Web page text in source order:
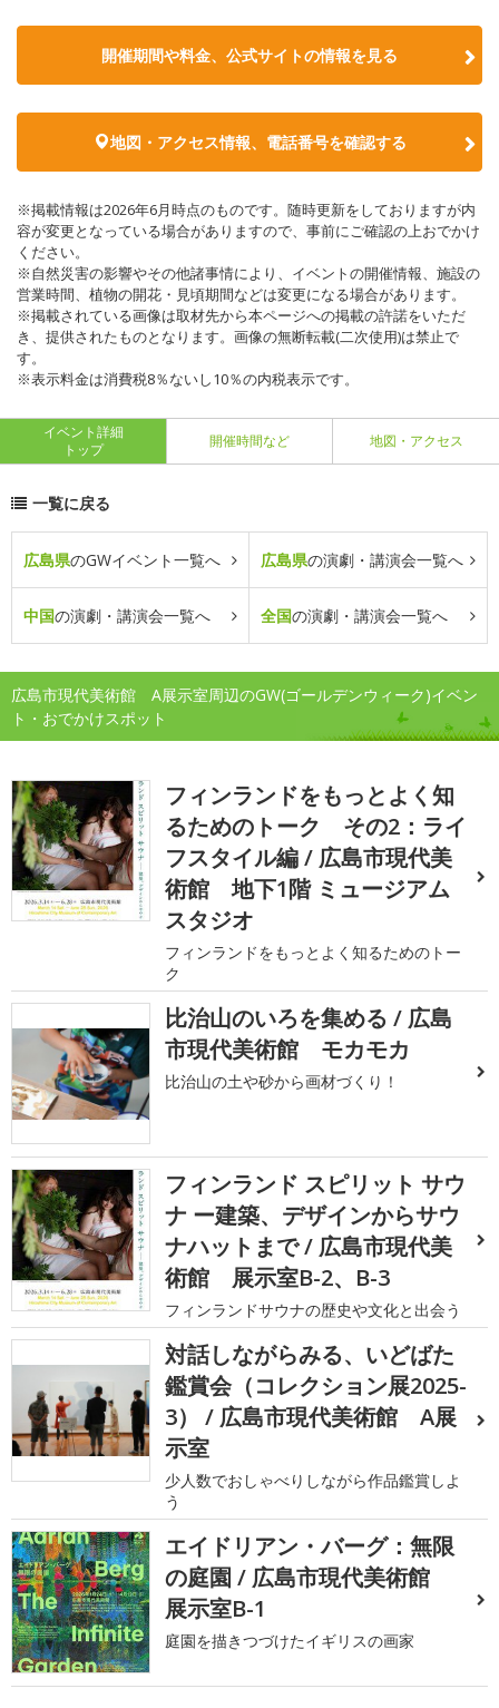
開催期間や料金、公式サイトの情報を見る
地図・アクセス情報、電話番号を確認する
※掲載情報は2026年6月時点のものです。随時更新をしておりますが内
容が変更となっている場合がありますので、事前にご確認の上おでかけ
ください。
※自然災害の影響やその他諸事情により、イベントの開催情報、施設の
営業時間、植物の開花・見頃期間などは変更になる場合があります。
※掲載されている画像は取材先から本ページへの掲載の許諾をいただ
き、提供されたものとなります。画像の無断転載(二次使用)は禁止で
す。
※表示料金は消費税8％ないし10％の内税表示です。
イベント詳細
トップ
開催時間など 地図・アクセス
一覧に戻る
広島県のGWイベント一覧へ 広島県の演劇・講演会一覧へ
中国の演劇・講演会一覧へ 全国の演劇・講演会一覧へ
広島市現代美術館 A展示室周辺のGW(ゴールデンウィーク)イベン
ト・おでかけスポット
フィンランドをもっとよく知
るためのトーク その2：ライ
フスタイル編 / 広島市現代美
術館 地下1階 ミュージアム
スタジオ
フィンランドをもっとよく知るためのトー
ク
比治山のいろを集める / 広島
市現代美術館 モカモカ
比治山の土や砂から画材づくり！
フィンランド スピリット サウ
ナ ー建築、デザインからサウ
ナハットまで / 広島市現代美
術館 展示室B-2、B-3
フィンランドサウナの歴史や文化と出会う
対話しながらみる、いどばた
鑑賞会（コレクション展2025-
3） / 広島市現代美術館 A展
示室
少人数でおしゃべりしながら作品鑑賞しよ
う
エイドリアン・バーグ：無限
の庭園 / 広島市現代美術館
展示室B-1
庭園を描きつづけたイギリスの画家